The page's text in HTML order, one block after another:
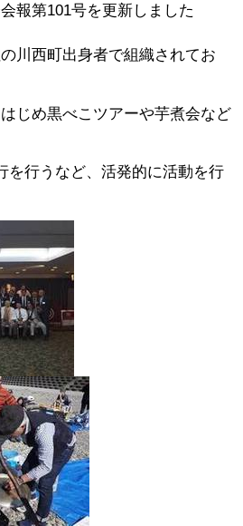
報第101号を更新しました
川西町出身者で組織されてお
じめ黒べこツアーや芋煮会など
を行うなど、活発的に活動を行